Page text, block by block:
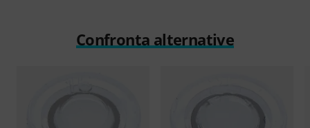
Confronta alternative